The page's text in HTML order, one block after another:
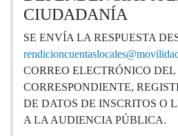
CIUDADANÍA
SE ENVÍA LA RESPUESTA
CORREO ELECTRÓNICO
CORRESPONDIENTE,
DE DATOS DE INSCRITOS O
A LA AUDIENCIA PÚBLICA.